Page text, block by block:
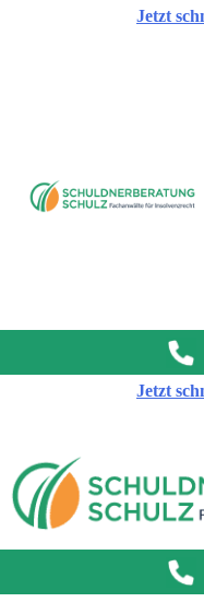
Jetzt
Jetzt